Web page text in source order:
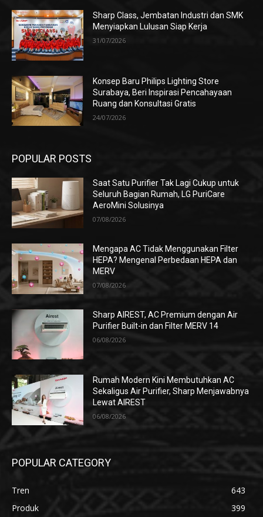
Sharp Class, Jembatan Industri dan SMK
Menyiapkan Lulusan Siap Kerja
31/07/2026
Konsep Baru Philips Lighting Store
Surabaya, Beri Inspirasi Pencahayaan
Ruang dan Konsultasi Gratis
24/07/2026
POPULAR POSTS
Saat Satu Purifier Tak Lagi Cukup untuk
Seluruh Bagian Rumah, LG PuriCare
AeroMini Solusinya
07/08/2026
Mengapa AC Tidak Menggunakan Filter
HEPA? Mengenal Perbedaan HEPA dan
MERV
07/08/2026
Sharp AIREST, AC Premium dengan Air
Purifier Built-in dan Filter MERV 14
06/08/2026
Rumah Modern Kini Membutuhkan AC
Sekaligus Air Purifier, Sharp Menjawabnya
Lewat AIREST
06/08/2026
POPULAR CATEGORY
Tren
643
Produk
399